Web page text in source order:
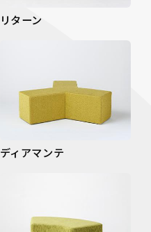
リターン
ディアマンテ